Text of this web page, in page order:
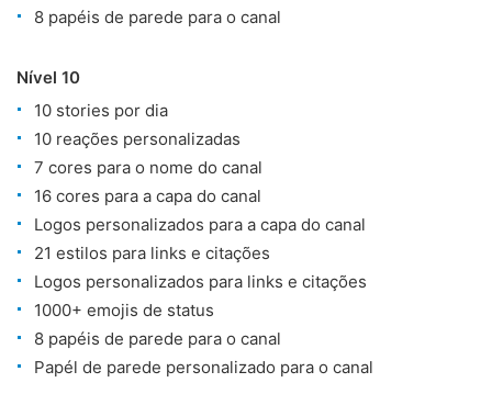
8 papéis de parede para o canal
Nível 10
10 stories por dia
10 reações personalizadas
7 cores para o nome do canal
16 cores para a capa do canal
Logos personalizados para a capa do canal
21 estilos para links e citações
Logos personalizados para links e citações
1000+ emojis de status
8 papéis de parede para o canal
Papél de parede personalizado para o canal